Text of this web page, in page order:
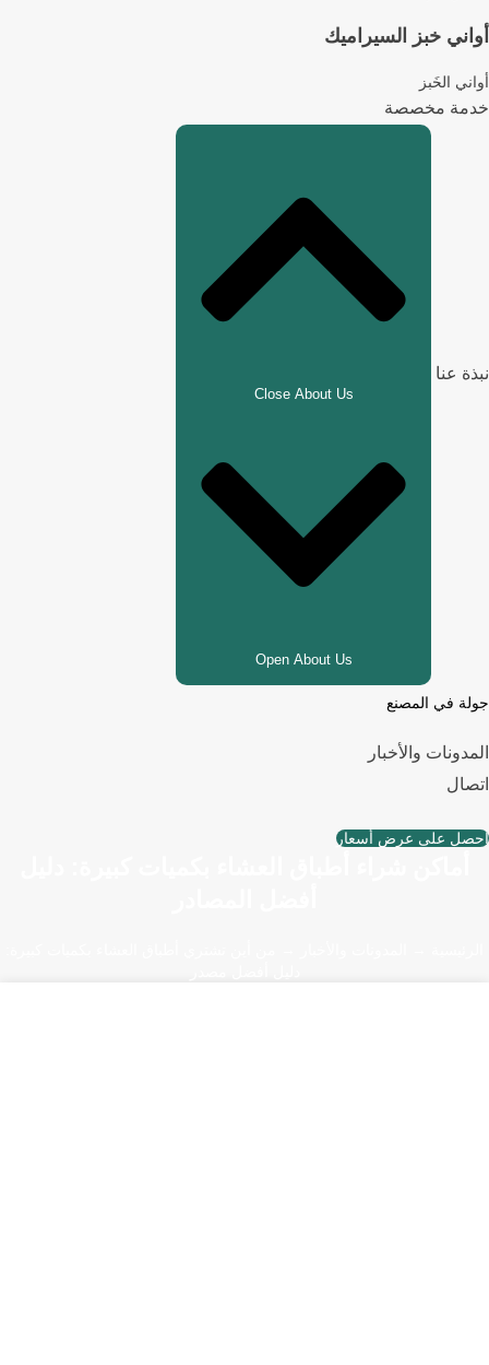
أواني خبز السيراميك
أواني الخَبز
خدمة مخصصة
نبذة عنا
Close About Us
Open About Us
جولة في المصنع
المدونات والأخبار
اتصال
احصل على عرض أسعار